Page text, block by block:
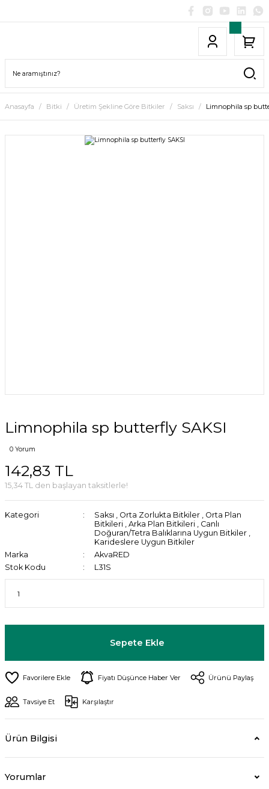
Anasayfa Bitki Üretim Şekline Göre Bitkiler Saksı Limnophila sp
Limnophila sp butterfly SAKSI
0 Yorum
142,83 TL
15,34 TL den başlayan taksitlerle!
Kategori Saksı , Orta Zorlukta Bitkiler , Orta Plan
Bitkileri , Arka Plan Bitkileri , Canlı
Doğuran/Tetra Balıklarına Uygun Bitkiler ,
Karideslere Uygun Bitkiler
Marka
AkvaRED
Stok Kodu
L31S
Sepete Ekle
Fiyatı Düşünce Haber Ver Ürünü Paylaş
Tavsiye Et Karşılaştır
Ürün Bilgisi
Yorumlar